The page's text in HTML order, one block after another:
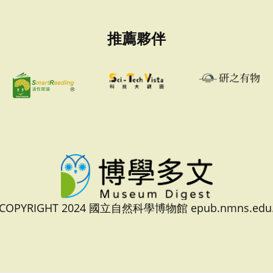
推薦夥伴
2024 國立自然科學博物館